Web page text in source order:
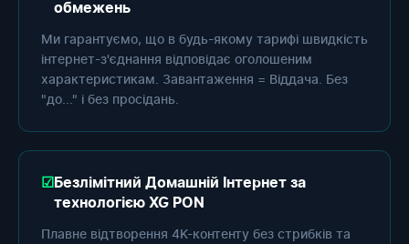
обмежень
Ми гарантуємо, що в будь-якому тарифі швидкість
інтернет-з'єднання відповідає оголошеним
характеристикам. Завантаження = Віддача. Без
"до..." і без просідань.
Безлімітний Домашній Інтернет за
технологією XG PON
Плавне відтворення 4K-контенту без стрибків та